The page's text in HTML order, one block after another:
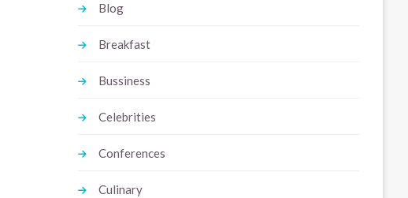
Blog
Breakfast
Bussiness
Celebrities
Conferences
Culinary